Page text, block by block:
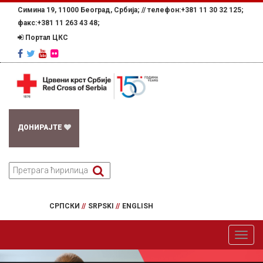
Симина 19, 11000 Београд, Србија; // телефон:+381 11 30 32 125;
факс:+381 11 263 43 48;
Портал ЦКС
ДОНИРАЈТЕ
СРПСКИ // SRPSKI // ENGLISH